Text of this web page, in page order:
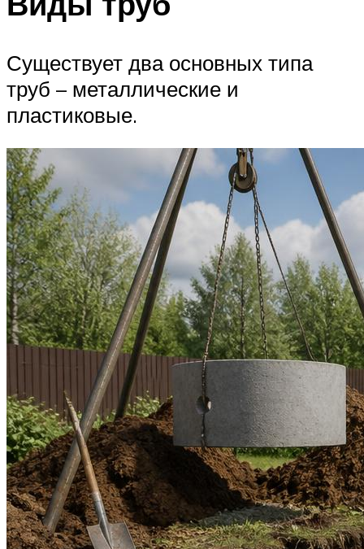
Существует два основных типа
труб – металлические и
пластиковые.